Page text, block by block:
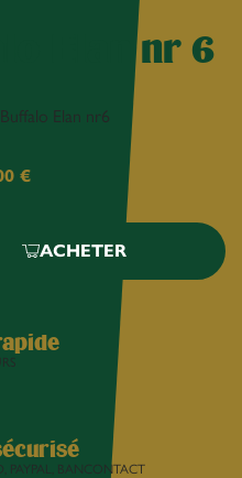
Elan nr 6
Elan nr6
€
ACHETER
PAYPAL, BANCONTACT